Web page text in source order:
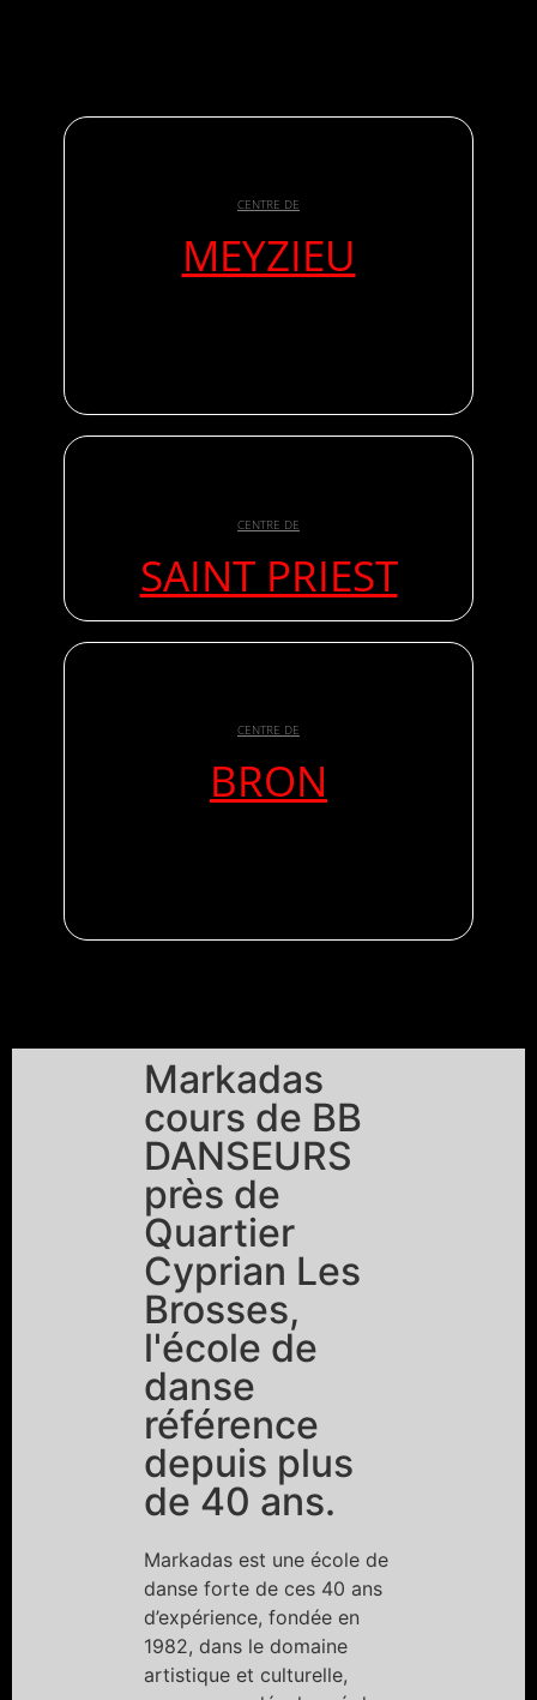
CENTRE DE
MEYZIEU
CENTRE DE
SAINT PRIEST
CENTRE DE
BRON
Markadas
cours de BB
DANSEURS
près de
Quartier
Cyprian Les
Brosses,
l'école de
danse
référence
depuis plus
de 40 ans.
Markadas est une école de
danse forte de ces 40 ans
d’expérience, fondée en
1982, dans le domaine
artistique et culturelle,